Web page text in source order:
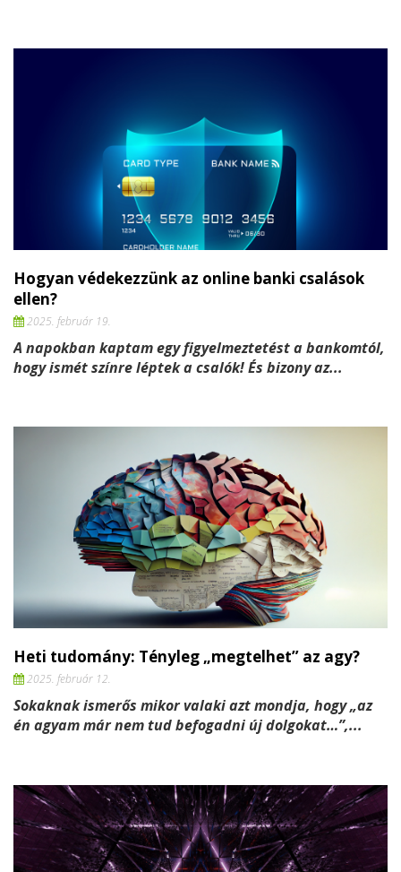
Hogyan védekezzünk az online banki csalások
ellen?
2025. február 19.
A napokban kaptam egy figyelmeztetést a bankomtól,
hogy ismét színre léptek a csalók! És bizony az...
Heti tudomány: Tényleg „megtelhet” az agy?
2025. február 12.
Sokaknak ismerős mikor valaki azt mondja, hogy „az
én agyam már nem tud befogadni új dolgokat…”,...